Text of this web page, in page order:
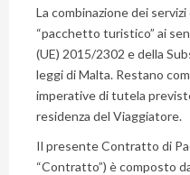
La combinazione dei
“pacchetto turistico” ai
(UE) 2015/2302 e della
leggi di Malta. Restano
imperative di tutela
residenza del Viaggiatore.
Il presente Contratto di
“Contratto”) è composto